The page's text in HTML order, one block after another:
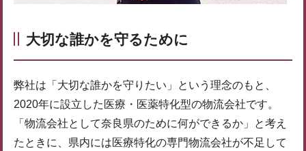
大切な誰かを守るために
弊社は「大切な誰かを守りたい」という理念のもと、
2020年に設立した医療・医薬特化型の物流会社です。
「物流会社として奈良県のために何ができるか」と考え
たときに、県内には医療特化の専門物流会社が不足して